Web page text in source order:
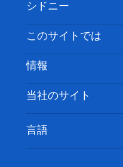
ェ
イ
ス
ブ
ッ
ク
ッ
タ
ー
チ
ー
シドニー
お問い合わせ
免責事項
クッキーに関する通知
このサイトでは
目的地
やるべきこと
イベント
宿泊施設
情報
旅行情報
アクセシブルシドニー
ビジネスを登録する
当社のサイト
言語